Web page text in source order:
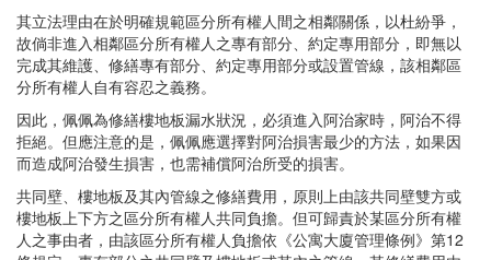
其立法理由在於明確規範區分所有權人間之相鄰關係，以杜紛爭，
故倘非進入相鄰區分所有權人之專有部分、約定專用部分，即無以
完成其維護、修繕專有部分、約定專用部分或設置管線，該相鄰區
分所有權人自有容忍之義務。
因此，佩佩為修繕樓地板漏水狀況，必須進入阿治家時，阿治不得
拒絕。但應注意的是，佩佩應選擇對阿治損害最少的方法，如果因
而造成阿治發生損害，也需補償阿治所受的損害。
共同壁、樓地板及其內管線之修繕費用，原則上由該共同壁雙方或
樓地板上下方之區分所有權人共同負擔。但可歸責於某區分所有權
人之事由者，由該區分所有權人負擔依《公寓大廈管理條例》第12